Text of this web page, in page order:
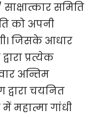
समिति
को अपनी
जिसके आधार
प्रत्येक
अन्तिम
चयनित
महात्मा गांधी